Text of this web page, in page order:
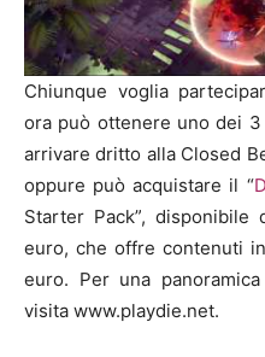
Chiunque voglia
ora può ottenere uno dei
arrivare dritto alla Closed
oppure può acquistare il “
Starter Pack”,
euro, che offre contenuti
euro. Per una
visita www.playdie.net.